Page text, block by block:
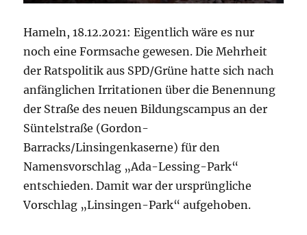
Hameln, 18.12.2021: Eigentlich wäre es nur
noch eine Formsache gewesen. Die Mehrheit
der Ratspolitik aus SPD/Grüne hatte sich nach
anfänglichen Irritationen über die Benennung
der Straße des neuen Bildungscampus an der
Süntelstraße (Gordon-
Barracks/Linsingenkaserne) für den
Namensvorschlag „Ada-Lessing-Park“
entschieden. Damit war der ursprüngliche
Vorschlag „Linsingen-Park“ aufgehoben.